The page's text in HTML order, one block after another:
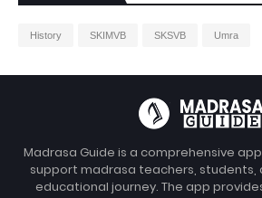
History SKIMVB SKSVB Umra
Madrasa Guide is a comprehensive
support madrasa teachers, students,
educational journey. The app